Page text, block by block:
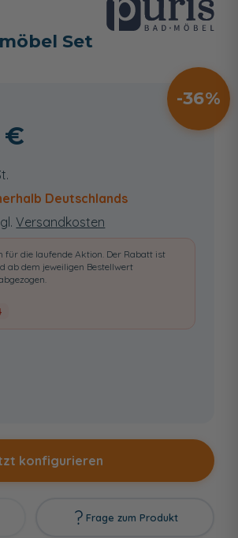
Set
36
€
Deutschlands
Versandkosten
für die laufende Aktion. Der Rabatt ist
ab dem jeweiligen Bestellwert
konfigurieren
Frage zum Produkt